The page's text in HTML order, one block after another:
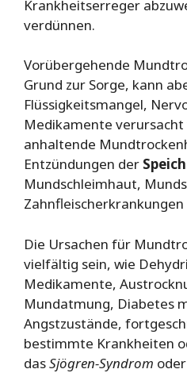
Krankheitserreger
verdünnen.
Vorübergehende
Grund zur Sorge, kann
Flüssigkeitsmangel,
Medikamente
anhaltende
Entzündungen der
Mundschleimhaut,
Die Ursachen für
vielfältig sein, wie
Medikamente,
Mundatmung, Diabetes
Angstzustände,
bestimmte Krankheiten
dasSjögren-Syndrom